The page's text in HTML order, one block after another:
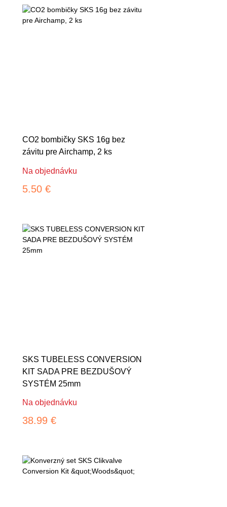
CO2 bombičky SKS 16g bez
závitu pre Airchamp, 2 ks
Na objednávku
5.50 €
SKS TUBELESS CONVERSION
KIT SADA PRE BEZDUŠOVÝ
SYSTÉM 25mm
Na objednávku
38.99 €